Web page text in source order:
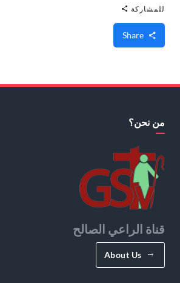
للمشاركة
من نحن؟
قناة الراعي الصالح
About Us